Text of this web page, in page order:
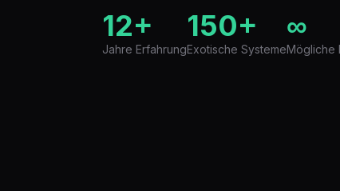
12+
Jahre Erfahrung
150+
Exotische Systeme
∞
Mögliche